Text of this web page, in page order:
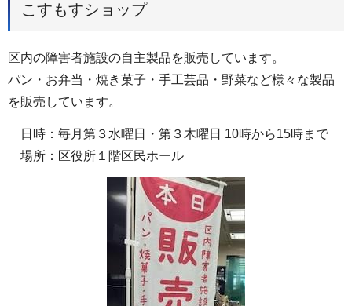
こすもすショップ
区内の障害者施設の自主製品を販売しています。
パン・お弁当・焼き菓子・手工芸品・野菜など様々な製品
を販売しています。
日時：毎月第３水曜日・第３木曜日 10時から15時まで
場所：区役所１階区民ホール